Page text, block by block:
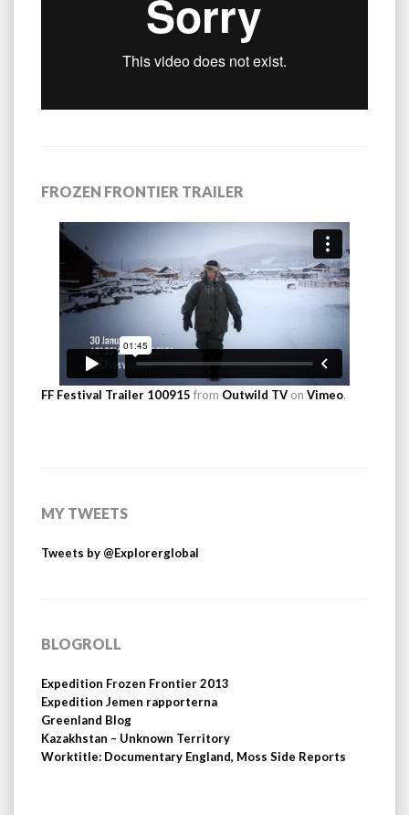
FROZEN FRONTIER TRAILER
FF Festival Trailer 100915 from Outwild TV on Vimeo.
MY TWEETS
Tweets by @Explorerglobal
BLOGROLL
Expedition Frozen Frontier 2013
Expedition Jemen rapporterna
Greenland Blog
Kazakhstan – Unknown Territory
Worktitle: Documentary England, Moss Side Reports